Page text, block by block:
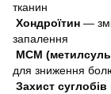
тканин
Хондроїтин —
запалення
МСМ
для зниження
Захист